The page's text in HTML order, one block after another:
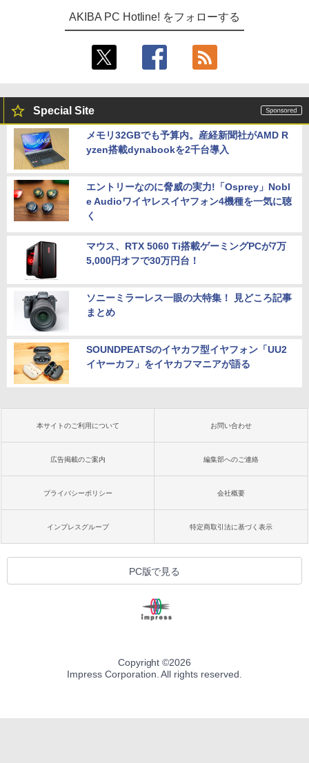
AKIBA PC Hotline! をフォローする
Special Site
メモリ32GBでも予算内。産経新聞社がAMD R
yzen搭載dynabookを2千台導入
エントリーなのに脅威の実力!「Osprey」Nobl
e Audioワイヤレスイヤフォン4機種を一気に聴
く
マウス、RTX 5060 Ti搭載ゲーミングPCが7万
5,000円オフで30万円台！
ソニーミラーレス一眼の大特集！ 見どころ記事
まとめ
SOUNDPEATSのイヤカフ型イヤフォン「UU2
イヤーカフ」をイヤカフマニアが語る
本サイトのご利用について お問い合わせ
広告掲載のご案内 編集部へのご連絡
プライバシーポリシー 会社概要
インプレスグループ 特定商取引法に基づく表示
PC版で見る
Copyright ©2026
Impress Corporation. All rights reserved.